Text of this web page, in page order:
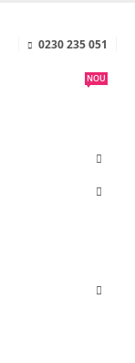
0230 235 051
NOU